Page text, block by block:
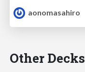
aonomasahiro
Other